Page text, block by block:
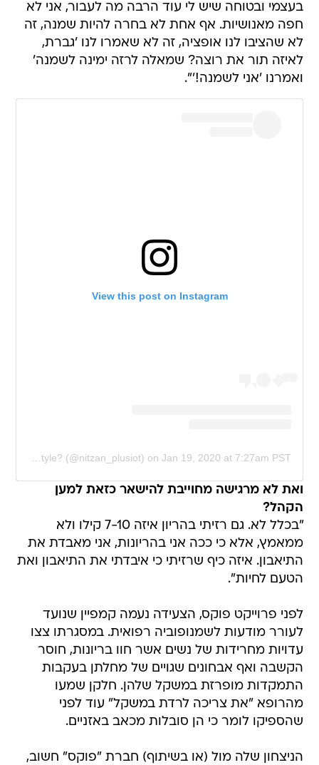
בעצמי ובטוחה שיש לי עוד הרבה מה לעבור, אני לא
חפה מאנושיות. אף אחת לא בחרה להיות שמנה, זה
לא שהציבו לנו אופציה, זה לא שאמרו לנו 'גברת,
לאיזה תור את רוצה? שמאלה לרזה ימינה לשמנה'
ואמרנו 'אני לשמנה!'".
View this post on Instagram
on Jan 19, 2020 at 7:27am PST
ואת לא מרגישה מחוייבת להישאר כזאת למען
הקהל?
"בכלל לא. גם רזיתי בהריון איזה 7-10 קילו ולא
ממאמץ, אלא כי ככה אני בהריונות, אני מאבדת את
התיאבון. איזה כיף שרזיתי כי איבדתי את התיאבון ואת
הטעם לחיות".
לפני פרוייקט פוקס, הצעידה נעמה קמפיין שנועד
לעורר מודעות לשמנופוביה רפואית. במסגרתו צצו
עדויות מחרידות של נשים אשר חוו בריונות, חוסר
הקשבה ואף אבחונים שגויים של מחלתן בעקבות
התמקדות מופרזת במשקל שלהן. חלקן שמעו
מהרופא "את צריכה לרדת במשקל" עוד לפני
שהספיקו לומר כי הן סובלות מכאב באזניים.
הניצחון שלה מול (או בשיתוף) חברת "פוקס" חשוב,